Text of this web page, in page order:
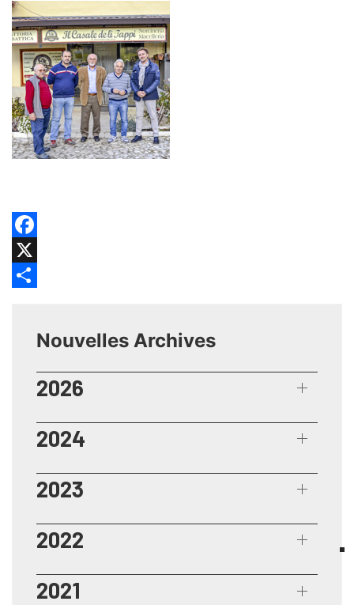
Facebook
X
Nouvelles Archives
2026
2024
2023
2022
2021